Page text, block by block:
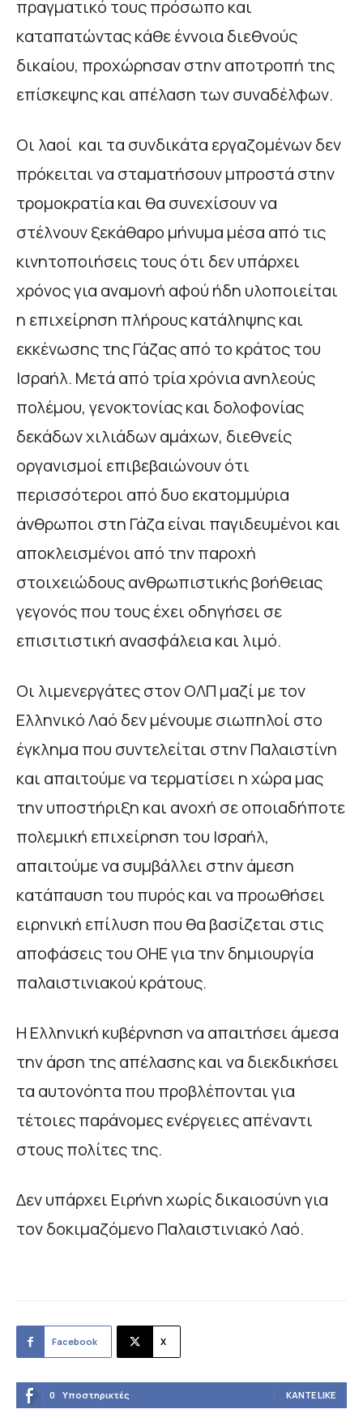
πραγματικό τους πρόσωπο και
καταπατώντας κάθε έννοια διεθνούς
δικαίου, προχώρησαν στην αποτροπή της
επίσκεψης και απέλαση των συναδέλφων.
Οι λαοί και τα συνδικάτα εργαζομένων δεν
πρόκειται να σταματήσουν μπροστά στην
τρομοκρατία και θα συνεχίσουν να
στέλνουν ξεκάθαρο μήνυμα μέσα από τις
κινητοποιήσεις τους ότι δεν υπάρχει
χρόνος για αναμονή αφού ήδη υλοποιείται
η επιχείρηση πλήρους κατάληψης και
εκκένωσης της Γάζας από το κράτος του
Ισραήλ. Μετά από τρία χρόνια ανηλεούς
πολέμου, γενοκτονίας και δολοφονίας
δεκάδων χιλιάδων αμάχων, διεθνείς
οργανισμοί επιβεβαιώνουν ότι
περισσότεροι από δυο εκατομμύρια
άνθρωποι στη Γάζα είναι παγιδευμένοι και
αποκλεισμένοι από την παροχή
στοιχειώδους ανθρωπιστικής βοήθειας
γεγονός που τους έχει οδηγήσει σε
επισιτιστική ανασφάλεια και λιμό.
Οι λιμενεργάτες στον ΟΛΠ μαζί με τον
Ελληνικό Λαό δεν μένουμε σιωπηλοί στο
έγκλημα που συντελείται στην Παλαιστίνη
και απαιτούμε να τερματίσει η χώρα μας
την υποστήριξη και ανοχή σε οποιαδήποτε
πολεμική επιχείρηση του Ισραήλ,
απαιτούμε να συμβάλλει στην άμεση
κατάπαυση του πυρός και να προωθήσει
ειρηνική επίλυση που θα βασίζεται στις
αποφάσεις του ΟΗΕ για την δημιουργία
παλαιστινιακού κράτους.
Η Ελληνική κυβέρνηση να απαιτήσει άμεσα
την άρση της απέλασης και να διεκδικήσει
τα αυτονόητα που προβλέπονται για
τέτοιες παράνομες ενέργειες απέναντι
στους πολίτες της.
Δεν υπάρχει Ειρήνη χωρίς δικαιοσύνη για
τον δοκιμαζόμενο Παλαιστινιακό Λαό.
Facebook X
0 Υποστηρικτές ΚΆΝΤΕ LIKE